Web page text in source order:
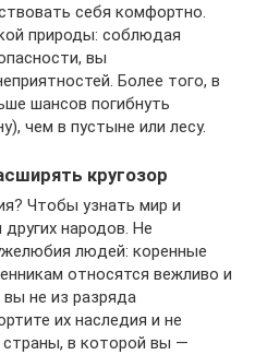
себя комфортно.
природы: соблюдая
вы
Более того, в
шансов погибнуть
чем в пустыне или лесу.
кругозор
Чтобы узнать мир и
народов. Не
людей: коренные
относятся вежливо и
не из разряда
их наследия и не
страны, в которой вы —